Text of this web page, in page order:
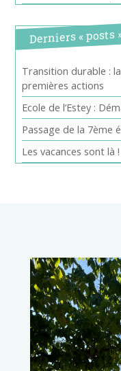
Derniers « posts
Transition durable :
premières actions
Ecole de l’Estey :
Passage de la 7ème
Les vacances sont là !